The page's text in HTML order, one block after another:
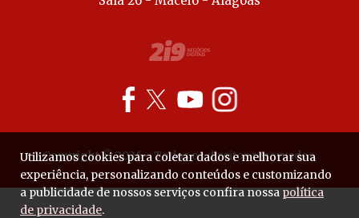
Copyright © 2026 - Todos os direitos reservados.
Utilizamos cookies para coletar dados e melhorar sua
experiência, personalizando conteúdos e customizando
a publicidade de nossos serviços confira nossapolítica
de privacidade.